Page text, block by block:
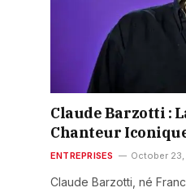
Claude Barzotti :
Chanteur
ENTREPRISES October
Claude Barzotti, né